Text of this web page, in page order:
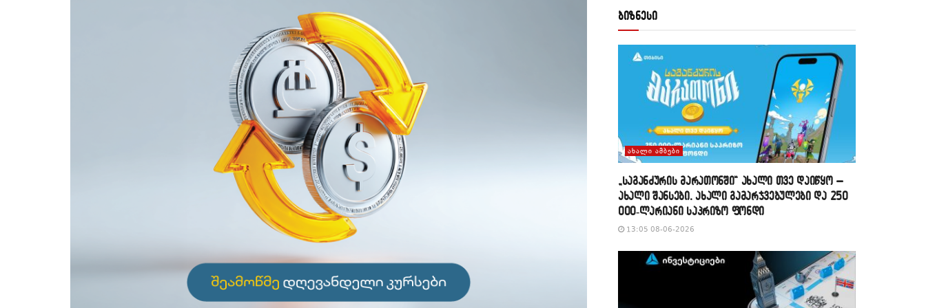
ბიზნესი
ᲐᲮᲐᲚᲘ ᲐᲛᲑᲔᲑᲘ
„საგანძურის მარათონში“ ახალი თვე დაიწყო –
ახალი შანსები, ახალი გამარჯვებულები და 250
000-ლარიანი საპრიზო ფონდი
13:05 08-06-2026